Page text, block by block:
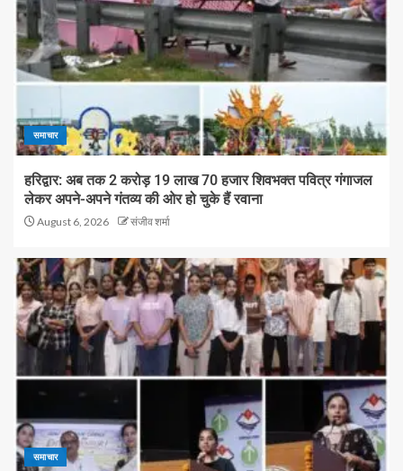
समाचार
हरिद्वार: अब तक 2 करोड़ 19 लाख 70 हजार शिवभक्त पवित्र गंगाजल
लेकर अपने-अपने गंतव्य की ओर हो चुके हैं रवाना
August 6, 2026 संजीव शर्मा
समाचार